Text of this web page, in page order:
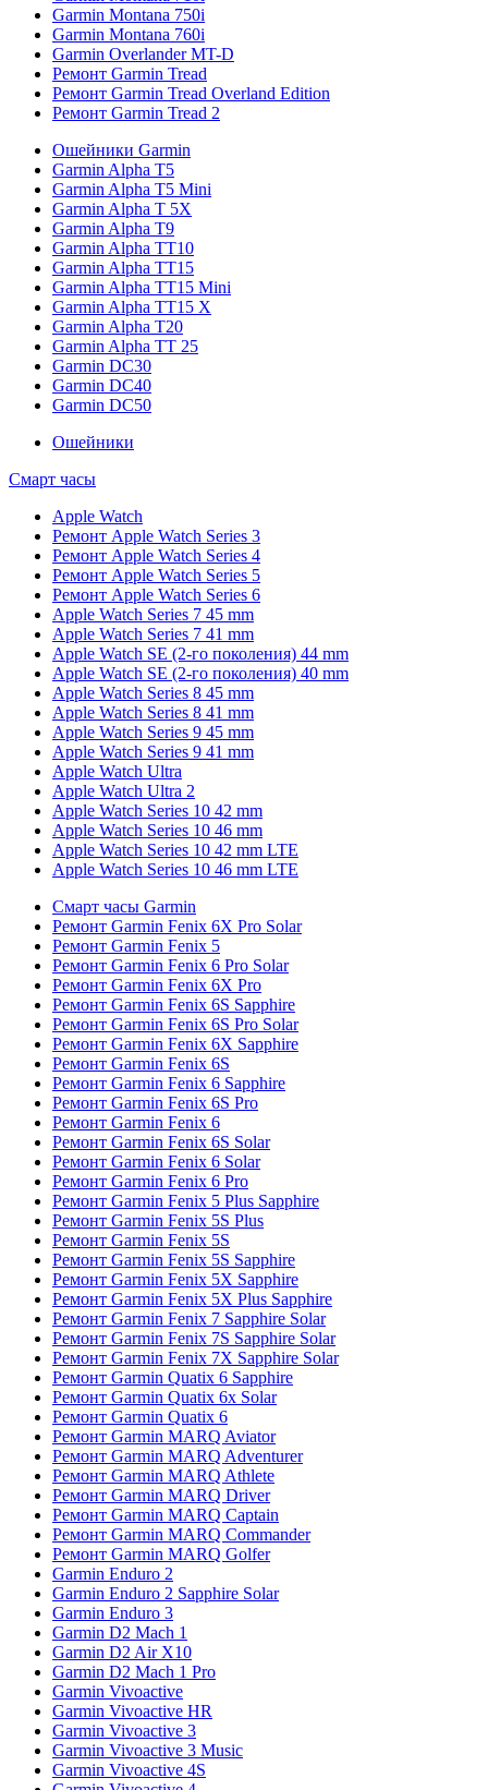
Garmin Montana 750i
Garmin Montana 760i
Garmin Overlander MT-D
Ремонт Garmin Tread
Ремонт Garmin Tread Overland Edition
Ремонт Garmin Tread 2
Ошейники Garmin
Garmin Alpha T5
Garmin Alpha T5 Mini
Garmin Alpha T 5X
Garmin Alpha T9
Garmin Alpha TT10
Garmin Alpha TT15
Garmin Alpha TT15 Mini
Garmin Alpha TT15 X
Garmin Alpha T20
Garmin Alpha TT 25
Garmin DC30
Garmin DC40
Garmin DC50
Ошейники
Смарт часы
Apple Watch
Ремонт Apple Watch Series 3
Ремонт Apple Watch Series 4
Ремонт Apple Watch Series 5
Ремонт Apple Watch Series 6
Apple Watch Series 7 45 mm
Apple Watch Series 7 41 mm
Apple Watch SE (2-го поколения) 44 mm
Apple Watch SE (2-го поколения) 40 mm
Apple Watch Series 8 45 mm
Apple Watch Series 8 41 mm
Apple Watch Series 9 45 mm
Apple Watch Series 9 41 mm
Apple Watch Ultra
Apple Watch Ultra 2
Apple Watch Series 10 42 mm
Apple Watch Series 10 46 mm
Apple Watch Series 10 42 mm LTE
Apple Watch Series 10 46 mm LTE
Смарт часы Garmin
Ремонт Garmin Fenix 6X Pro Solar
Ремонт Garmin Fenix 5
Ремонт Garmin Fenix 6 Pro Solar
Ремонт Garmin Fenix 6X Pro
Ремонт Garmin Fenix 6S Sapphire
Ремонт Garmin Fenix 6S Pro Solar
Ремонт Garmin Fenix 6X Sapphire
Ремонт Garmin Fenix 6S
Ремонт Garmin Fenix 6 Sapphire
Ремонт Garmin Fenix 6S Pro
Ремонт Garmin Fenix 6
Ремонт Garmin Fenix 6S Solar
Ремонт Garmin Fenix 6 Solar
Ремонт Garmin Fenix 6 Pro
Ремонт Garmin Fenix 5 Plus Sapphire
Ремонт Garmin Fenix 5S Plus
Ремонт Garmin Fenix 5S
Ремонт Garmin Fenix 5S Sapphire
Ремонт Garmin Fenix 5X Sapphire
Ремонт Garmin Fenix 5X Plus Sapphire
Ремонт Garmin Fenix 7 Sapphire Solar
Ремонт Garmin Fenix 7S Sapphire Solar
Ремонт Garmin Fenix 7X Sapphire Solar
Ремонт Garmin Quatix 6 Sapphire
Ремонт Garmin Quatix 6x Solar
Ремонт Garmin Quatix 6
Ремонт Garmin MARQ Aviator
Ремонт Garmin MARQ Adventurer
Ремонт Garmin MARQ Athlete
Ремонт Garmin MARQ Driver
Ремонт Garmin MARQ Captain
Ремонт Garmin MARQ Commander
Ремонт Garmin MARQ Golfer
Garmin Enduro 2
Garmin Enduro 2 Sapphire Solar
Garmin Enduro 3
Garmin D2 Mach 1
Garmin D2 Air X10
Garmin D2 Mach 1 Pro
Garmin Vivoactive
Garmin Vivoactive HR
Garmin Vivoactive 3
Garmin Vivoactive 3 Music
Garmin Vivoactive 4S